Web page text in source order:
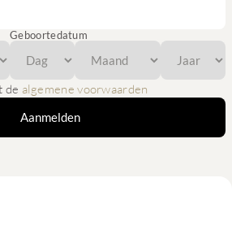
Geboortedatum
de algemene voorwaarden
Aanmelden